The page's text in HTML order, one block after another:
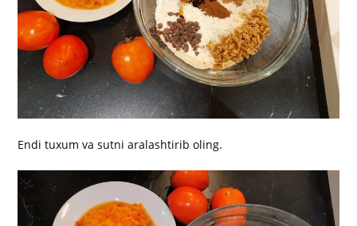
Endi tuxum va sutni aralashtirib oling.